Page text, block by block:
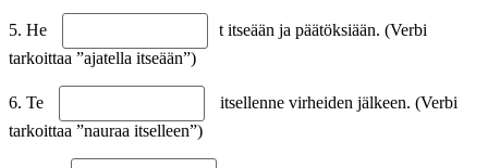
5. He
t itseään ja päätöksiään. (Verbi
tarkoittaa ”ajatella itseään”)
6. Te
itsellenne virheiden jälkeen. (Verbi
tarkoittaa ”nauraa itselleen”)